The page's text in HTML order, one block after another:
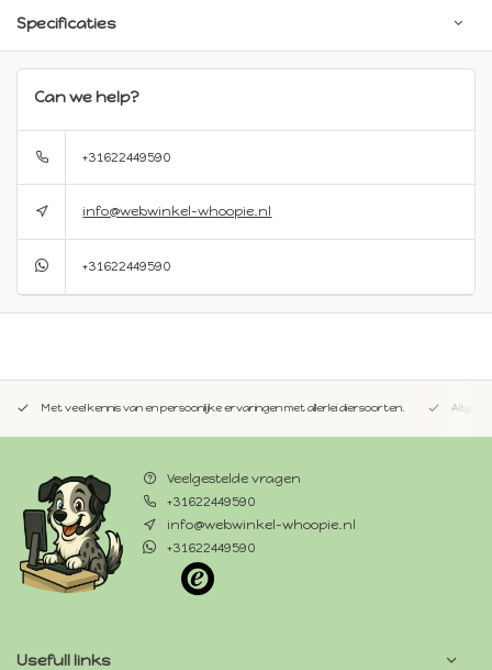
Specificaties
Can we help?
+31622449590
info@webwinkel-whoopie.nl
+31622449590
Met veel kennis van en persoonlijke ervaringen met allerlei diersoorten. Altijd
Veelgestelde vragen
+31622449590
info@webwinkel-whoopie.nl
+31622449590
Usefull links